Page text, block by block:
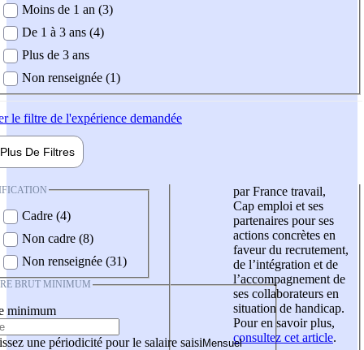
demandée
Moins de 1 an (3)
De 1 à 3 ans (4)
Plus de 3 ans
Non renseignée (1)
le filtre de l'expérience demandée
Plus De Filtres
Cadre (4)
Non cadre (8)
Non renseignée (31)
BRUT MINIMUM
minimum
une périodicité pour le salaire saisi
par France travail,
Cap emploi et ses
partenaires pour ses
actions concrètes en
faveur du recrutement,
de l’intégration et de
l’accompagnement de
ses collaborateurs en
situation de handicap.
Pour en savoir plus,
consultez cet article.